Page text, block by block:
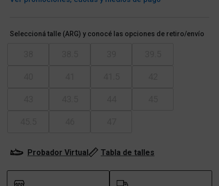
Seleccioná talle (ARG) y conocé las opciones de retiro/envío
Probador Virtual Tabla de talles